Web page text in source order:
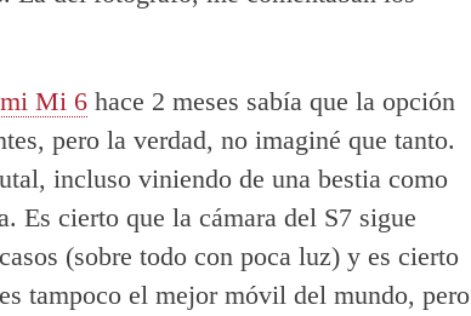
Mi 6 hace 2 meses sabía que la opción
pero la verdad, no imaginé que tanto.
incluso viniendo de una bestia como
Es cierto que la cámara del S7 sigue
(sobre todo con poca luz) y es cierto
tampoco el mejor móvil del mundo, pero